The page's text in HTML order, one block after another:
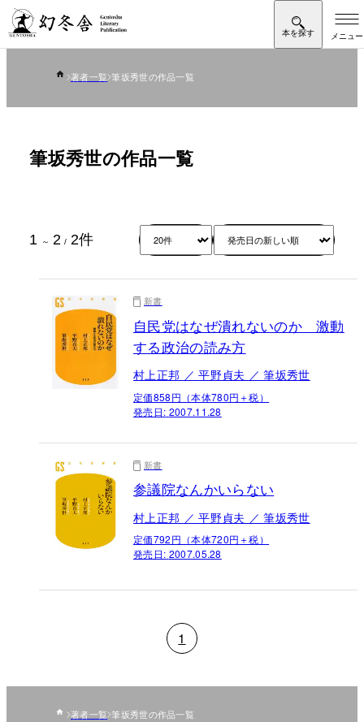
著者一覧 筆坂秀世の作品一覧
筆坂秀世の作品一覧
1 ～ 2 / 2件
新書
自民党はなぜ潰れないのか 激動
する政治の読み方
村上正邦 ／ 平野貞夫 ／ 筆坂秀世
定価858円（本体780円＋税）
発売日: 2007.11.28
新書
参議院なんかいらない
村上正邦 ／ 平野貞夫 ／ 筆坂秀世
定価792円（本体720円＋税）
発売日: 2007.05.28
1
著者一覧 筆坂秀世の作品一覧